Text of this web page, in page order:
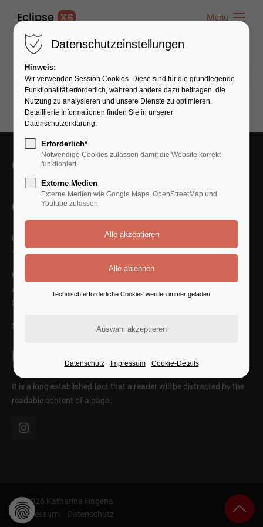
Menu
Get in Touch With Us
Contact Us
info@yourmail.com
+01 444 888 424
Cybersteel Inc.
Address: 376-293 City Road, Suite 600
San Francisco, CA 94102
SEE ON MAP
Follow Us
It is a long established fact that a reader will be distracted by the
readable content of a page.
© 2026 Katharina Hagena
Impressum
Datenschutz
Datenschutzeinstellungen
Hinweis:
Wir verwenden Session Cookies. Diese sind für die grundlegende
Funktionalität erforderlich, während andere dazu beitragen, die
Nutzung zu analysieren und unsere Dienste zu optimieren.
Detaillierte Informationen finden Sie in unserer
Datenschutzerklärung.
Erforderlich*
Notwendige Cookies zulassen damit die Website korrekt
funktioniert
Externe Medien
Externe Medien wie Google Maps, OpenStreetMap und
Youtube zulassen
Technisch erforderliche Cookies werden immer geladen.
Datenschutz Impressum Cookie-Details
Menu